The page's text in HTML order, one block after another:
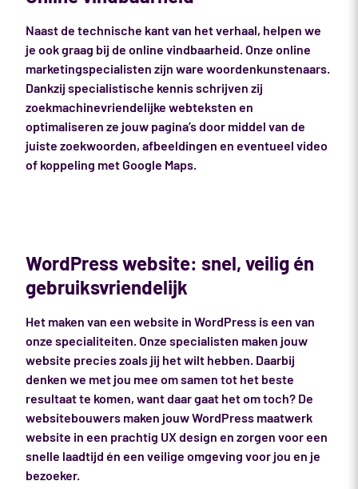
Naast de technische kant van het verhaal, helpen we
je ook graag bij de online vindbaarheid. Onze online
marketingspecialisten zijn ware woordenkunstenaars.
Dankzij specialistische kennis schrijven zij
zoekmachinevriendelijke webteksten en
optimaliseren ze jouw pagina’s door middel van de
juiste zoekwoorden, afbeeldingen en eventueel video
of koppeling met Google Maps.
WordPress website: snel, veilig én
gebruiksvriendelijk
Het maken van een website in WordPress is een van
onze specialiteiten. Onze specialisten maken jouw
website precies zoals jij het wilt hebben. Daarbij
denken we met jou mee om samen tot het beste
resultaat te komen, want daar gaat het om toch? De
websitebouwers maken jouw WordPress maatwerk
website in een prachtig UX design en zorgen voor een
snelle laadtijd én een veilige omgeving voor jou en je
bezoeker.